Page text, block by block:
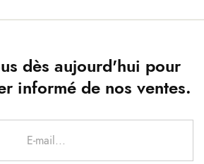
dès aujourd'hui pour
informé de nos ventes.